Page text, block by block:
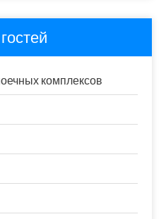
комплексов